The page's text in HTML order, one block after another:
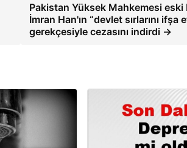
Pakistan Yüksek Mahkemesi eski
İmran Han'ın “devlet sırlarını ifşa
gerekçesiyle cezasını indirdi →